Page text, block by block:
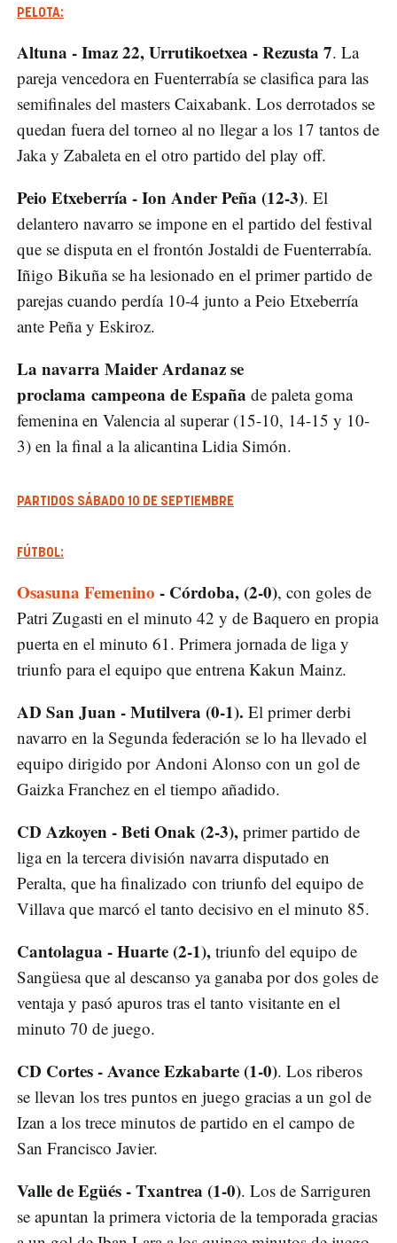
PELOTA:
Altuna - Imaz 22, Urrutikoetxea - Rezusta 7. La
pareja vencedora en Fuenterrabía se clasifica para las
semifinales del masters Caixabank. Los derrotados se
quedan fuera del torneo al no llegar a los 17 tantos de
Jaka y Zabaleta en el otro partido del play off.
Peio Etxeberría - Ion Ander Peña (12-3). El
delantero navarro se impone en el partido del festival
que se disputa en el frontón Jostaldi de Fuenterrabía.
Iñigo Bikuña se ha lesionado en el primer partido de
parejas cuando perdía 10-4 junto a Peio Etxeberría
ante Peña y Eskiroz.
La navarra Maider Ardanaz se
proclama campeona de España de paleta goma
femenina en Valencia al superar (15-10, 14-15 y 10-
3) en la final a la alicantina Lidia Simón.
PARTIDOS SÁBADO 10 DE SEPTIEMBRE
FÚTBOL:
Osasuna Femenino - Córdoba, (2-0), con goles de
Patri Zugasti en el minuto 42 y de Baquero en propia
puerta en el minuto 61. Primera jornada de liga y
triunfo para el equipo que entrena Kakun Mainz.
AD San Juan - Mutilvera (0-1). El primer derbi
navarro en la Segunda federación se lo ha llevado el
equipo dirigido por Andoni Alonso con un gol de
Gaizka Franchez en el tiempo añadido.
CD Azkoyen - Beti Onak (2-3), primer partido de
liga en la tercera división navarra disputado en
Peralta, que ha finalizado con triunfo del equipo de
Villava que marcó el tanto decisivo en el minuto 85.
Cantolagua - Huarte (2-1), triunfo del equipo de
Sangüesa que al descanso ya ganaba por dos goles de
ventaja y pasó apuros tras el tanto visitante en el
minuto 70 de juego.
CD Cortes - Avance Ezkabarte (1-0). Los riberos
se llevan los tres puntos en juego gracias a un gol de
Izan a los trece minutos de partido en el campo de
San Francisco Javier.
Valle de Egüés - Txantrea (1-0). Los de Sarriguren
se apuntan la primera victoria de la temporada gracias